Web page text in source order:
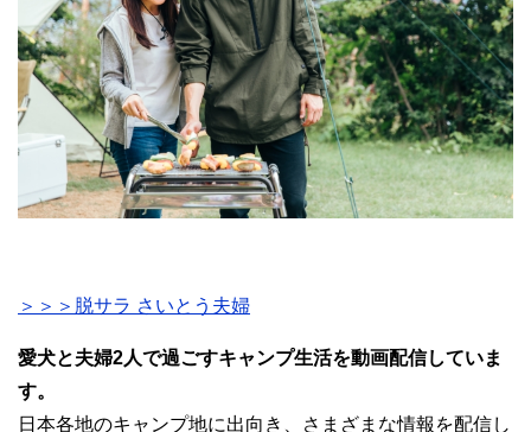
＞＞＞脱サラ さいとう夫婦
愛犬と夫婦2人で過ごすキャンプ生活を動画配信していま
す。
日本各地のキャンプ地に出向き、さまざまな情報を配信し